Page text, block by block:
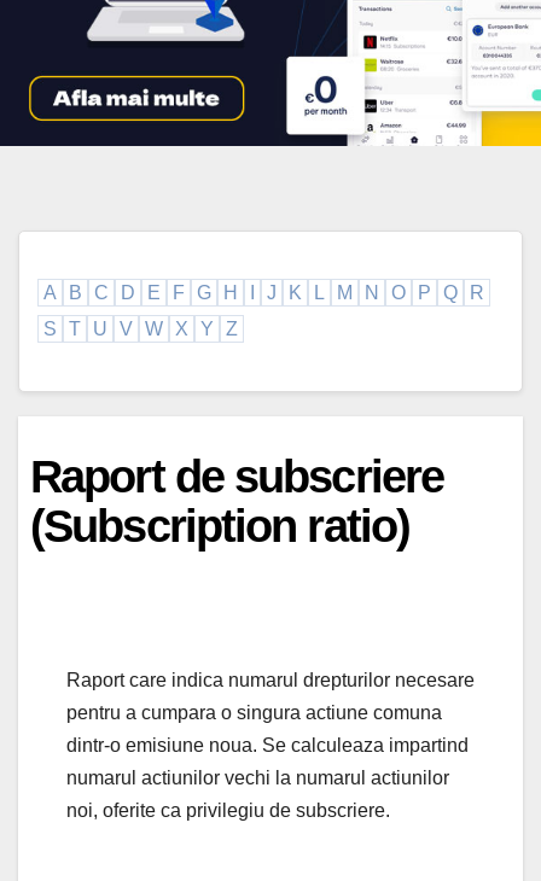
A B C D E F G H J K L M N O P Q
R
S
T U V W X Y Z
Raport de subscriere
(Subscription ratio)
Raport care indica numarul drepturilor necesare
pentru a cumpara o singura actiune comuna
dintr-o emisiune noua. Se calculeaza impartind
numarul actiunilor vechi la numarul actiunilor
noi, oferite ca privilegiu de subscriere.